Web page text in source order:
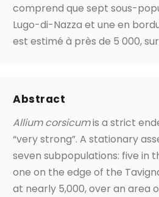
comprend que sept sous-
Lugo-di-Nazza et une en
est estimé à près de 5 000,
Abstract
Allium corsicumis a strict
“very strong”. A stationary
seven subpopulations: five in
one on the edge of the
at nearly 5,000, over an area